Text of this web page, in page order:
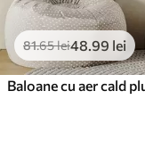
81.65lei48 .99 lei